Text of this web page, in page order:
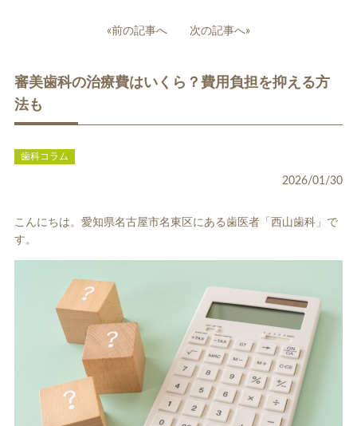
ホワイトニング
ホワイトエッセンス ホワイトニング料金表
ビ
«前の記事へ 次の記事へ»
審美歯科の治療費はいくら？費用負担を抑える方
法も
歯科コラム
2026/01/30
こんにちは。愛知県名古屋市名東区にある歯医者「西山歯科」で
す。